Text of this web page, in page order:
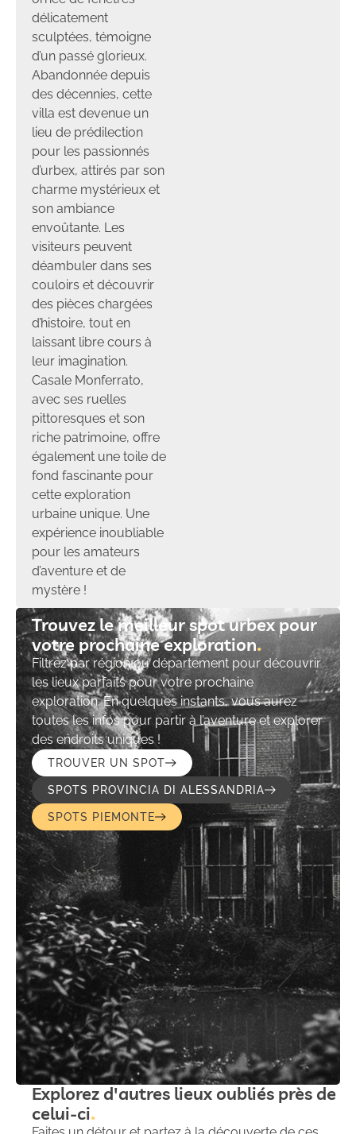
délicatement
sculptées, témoigne
d’un passé glorieux.
Abandonnée depuis
des décennies, cette
villa est devenue un
lieu de prédilection
pour les passionnés
d’urbex, attirés par son
charme mystérieux et
son ambiance
envoûtante. Les
visiteurs peuvent
déambuler dans ses
couloirs et découvrir
des pièces chargées
d’histoire, tout en
laissant libre cours à
leur imagination.
Casale Monferrato,
avec ses ruelles
pittoresques et son
riche patrimoine, offre
également une toile de
fond fascinante pour
cette exploration
urbaine unique. Une
expérience inoubliable
pour les amateurs
d’aventure et de
mystère !
Trouvez le meilleur spot urbex pour
votre prochaine exploration​
Filtrez par région ou département pour découvrir
les lieux parfaits pour votre prochaine
exploration. En quelques instants, vous aurez
toutes les infos pour partir à l’aventure et explorer
des endroits uniques !
TROUVER UN SPOT
SPOTS PROVINCIA DI ALESSANDRIA
SPOTS PIEMONTE
Explorez d'autres lieux oubliés près de
celui-ci